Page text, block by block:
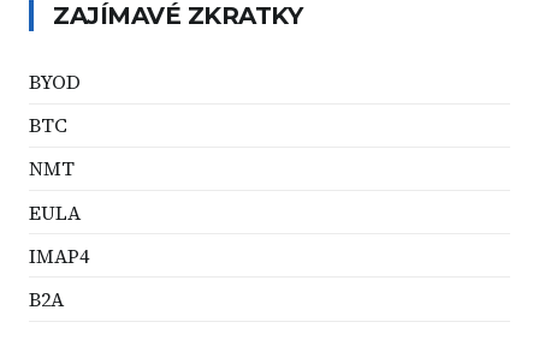
ZAJÍMAVÉ ZKRATKY
BYOD
BTC
NMT
EULA
IMAP4
B2A